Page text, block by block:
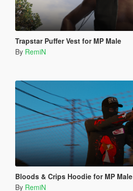
Trapstar Puffer Vest for MP Male
By RemiN
Bloods & Crips Hoodie for MP Male
By RemiN